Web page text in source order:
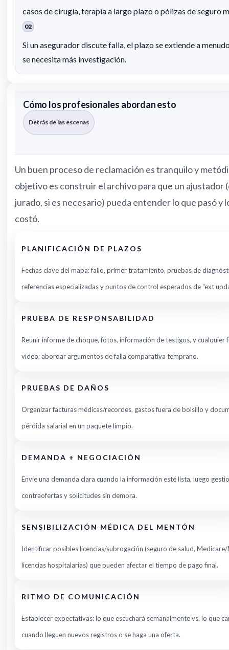
casos de cirugía, terapia a largo plazo o pólizas de seguro
02
Si un asegurador discute falla, el plazo se extiende a
se necesita más investigación.
Cómo los profesionales abordan esto
Detrás de las escenas
Un buen proceso de reclamación es tranquilo y
objetivo es construir el archivo para que un ajustador
jurado, si es necesario) pueda entender lo que pasó y
costó.
PLANIFICACIÓN DE PLAZOS
Fechas clave del mapa: fallo, primer tratamiento, pruebas de
referencias especializadas y puntos de control esperados de “ext
PRUEBA DE RESPONSABILIDAD
Reunir informe de choque, fotos, información de testigos, y cualquier
vídeo; abordar argumentos de falla comparativa temprano.
PRUEBAS DE DAÑOS
Organizar facturas médicas/recordes, gastos fuera de bolsillo y
pérdida salarial en un paquete limpio.
DEMANDA + NEGOCIACIÓN
Envíe una demanda clara cuando la información esté lista, luego
contraofertas y solicitudes sin demora.
SENSIBILIZACIÓN MÉDICA DEL MENTÓN
Identificar posibles licencias/subrogación (seguro de salud,
licencias hospitalarias) que pueden afectar el tiempo de pago final.
RITMO DE COMUNICACIÓN
Establecer expectativas: lo que escuchará semanalmente vs. lo que
cuando lleguen nuevos registros o se haga una oferta.